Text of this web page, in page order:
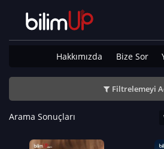
Hakkımızda Bize Sor
Filtrelemeyi
Arama Sonuçları